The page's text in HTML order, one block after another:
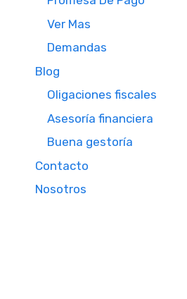
Ver Mas
Demandas
Blog
Oligaciones fiscales
Asesoría financiera
Buena gestoría
Contacto
Nosotros